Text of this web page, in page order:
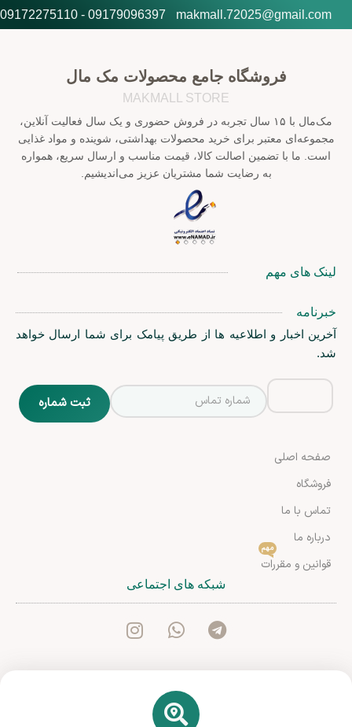
makmall.72025@gmail.com
09179096397 - 09172275110
فروشگاه جامع محصولات مک مال
MAKMALL STORE
مک‌مال با ۱۵ سال تجربه در فروش حضوری و یک سال فعالیت آنلاین،
مجموعه‌ای معتبر برای خرید محصولات بهداشتی، شوینده و مواد غذایی
است. ما با تضمین اصالت کالا، قیمت مناسب و ارسال سریع، همواره
به رضایت شما مشتریان عزیز می‌اندیشیم.
لینک های مهم
خبرنامه
آخرین اخبار و اطلاعیه ها از طریق پیامک برای شما ارسال خواهد
شد.
صفحه اصلی
فروشگاه
تماس با ما
درباره ما
قوانین و مقررات
مهم
شبکه های اجتماعی